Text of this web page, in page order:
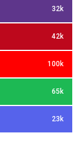
32k
42k
100k
65k
23k